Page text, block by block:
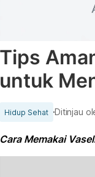
Tips
untuk
Hidup Sehat Ditinjau
Cara Memakai